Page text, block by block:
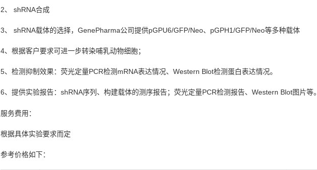
2、 shRNA合成
3、 shRNA载体的选择，GenePharma公司提供pGPU6/GFP/Neo、pGPH1/GFP/Neo等多种载体
4、根据客户要求可进一步转染哺乳动物细胞；
5、检测抑制效果：荧光定量PCR检测mRNA表达情况、Western Blot检测蛋白表达情况。
6、提供实验报告：shRNA序列、构建载体的测序报告；荧光定量PCR检测报告、Western Blot图片等。
服务费用：
根据具体实验要求而定
参考价格如下：